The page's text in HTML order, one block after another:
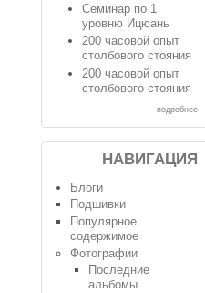
Семинар по 1
уровню Ицюань
200 часовой опыт
столбового стояния
200 часовой опыт
столбового стояния
подробнее
НАВИГАЦИЯ
Блоги
Подшивки
Популярное
содержимое
Фотографии
Последние
альбомы